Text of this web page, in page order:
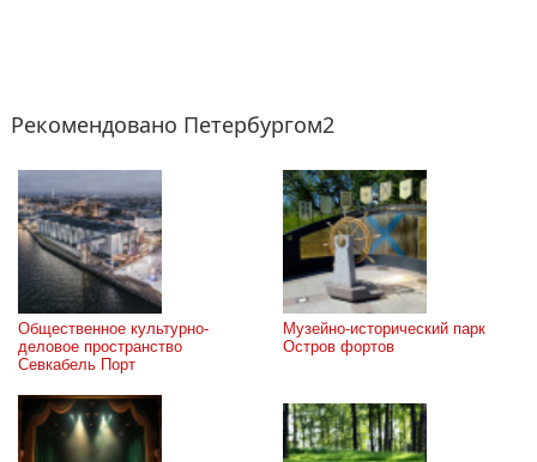
Рекомендовано Петербургом2
Общественное культурно-
деловое пространство
Севкабель Порт
Музейно-исторический парк
Остров фортов